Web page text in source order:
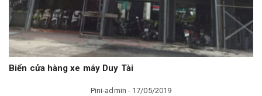
Biển cửa hàng xe máy Duy Tài
Pini-admin - 17/05/2019